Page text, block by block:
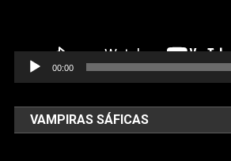
00:00
VAMPIRAS SÁFICAS